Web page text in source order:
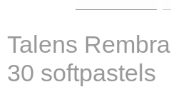
Talens
30 softpastels